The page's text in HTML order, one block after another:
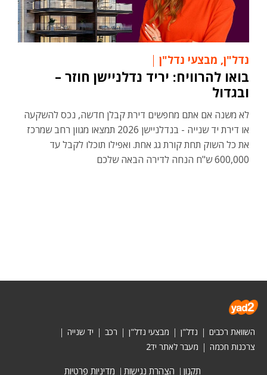
נדל"ן, מבצעי נדל"ן
בואו להרוויח: יריד נדלניישן חוזר –
ובגדול
לא משנה אם אתם מחפשים דירת קבלן חדשה, נכס להשקעה
או דירת יד שנייה - בנדלניישן 2026 תמצאו מגוון רחב שמרכז
את כל השוק תחת קורת גג אחת. ואפילו תוכלו לקבל עד
600,000 ש"ח הנחה לדירה הבאה שלכם
השוואת רכבים נדל"ן מבצעי נדל"ן רכב
יד שנייה
צרכנות חכמה
מעבר לאתר יד2
תקנון הצהרת נגישות מדיניות פרטיות